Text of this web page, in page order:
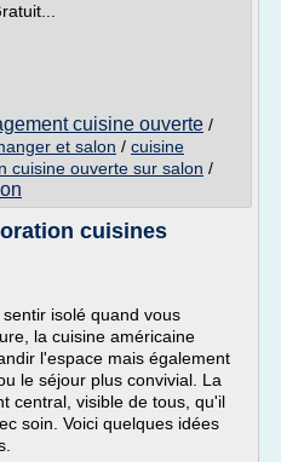
cuisine ouverte /
et salon / cuisine
cuisine ouverte sur salon /
cuisines
isolé quand vous
la cuisine américaine
l'espace mais également
le séjour plus convivial. La
central, visible de tous, qu'il
soin. Voici quelques idées